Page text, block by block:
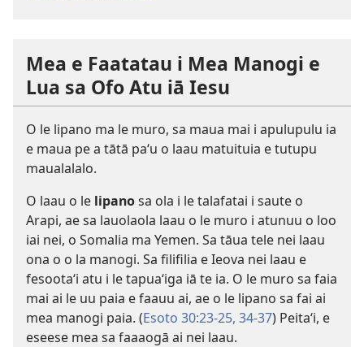
Mea e Faatatau i Mea Manogi e
Lua sa Ofo Atu iā Iesu
O le lipano ma le muro, sa maua mai i apulupulu ia
e maua pe a tātā paʻu o laau matuituia e tutupu
maualalalo.
O laau o le lipanosa ola i le talafatai i saute o
Arapi, ae sa lauolaola laau o le muro i atunuu o loo
iai nei, o Somalia ma Yemen. Sa tāua tele nei laau
ona o o la manogi. Sa filifilia e Ieova nei laau e
fesootaʻi atu i le tapuaʻiga iā te ia. O le muro sa faia
mai ai le uu paia e faauu ai, ae o le lipano sa fai ai
mea manogi paia. (Esoto 30:23-25, 34-37) Peitaʻi, e
eseese mea sa faaaogā ai nei laau.